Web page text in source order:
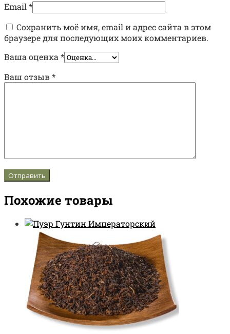
Email *
Сохранить моё имя, email и адрес сайта в этом
браузере для последующих моих комментариев.
Ваша оценка *
Ваш отзыв*
Похожие товары